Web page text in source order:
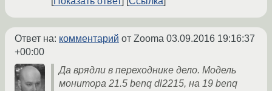
Ответ на: комментарий от Zooma 03.09.2016 19:16:37
+00:00
Да врядли в переходнике дело. Модель
монитора 21.5 benq dl2215, на 19 benq